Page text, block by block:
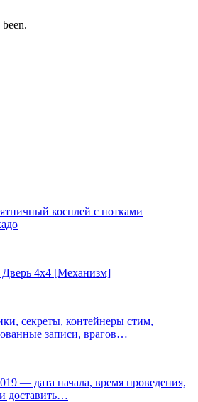
косплей с нотками
4х4 [Механизм]
секреты, контейнеры стим,
записи, врагов…
— дата начала, время проведения,
доставить…